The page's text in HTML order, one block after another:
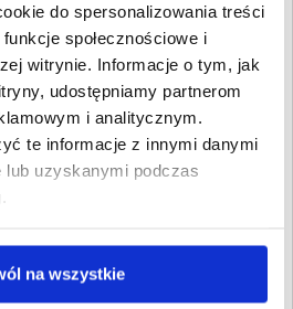
do spersonalizowania treści
społecznościowe i
witrynie. Informacje o tym, jak
udostępniamy partnerom
i analitycznym.
te informacje z innymi danymi
uzyskanymi podczas
na wszystkie
40 084,39 PLN
22 stycznia
3 850,39 PLN
10 listopada
2020